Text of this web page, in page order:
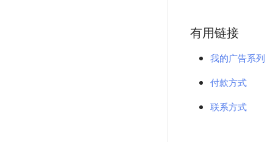
有用链接
我的广告系列
付款方式
联系方式